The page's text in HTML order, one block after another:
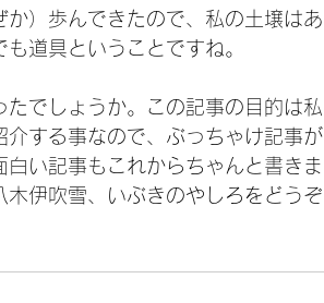
）歩んできたので、私の土壌はあ
道具ということですね。
でしょうか。この記事の目的は私
する事なので、ぶっちゃけ記事が
い記事もこれからちゃんと書きま
伊吹雪、いぶきのやしろをどうぞ